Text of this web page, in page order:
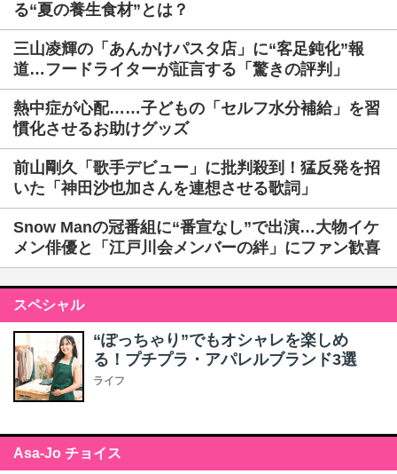
る“夏の養生食材”とは？
三山凌輝の「あんかけパスタ店」に“客足鈍化”報
道…フードライターが証言する「驚きの評判」
熱中症が心配……子どもの「セルフ水分補給」を習
慣化させるお助けグッズ
前山剛久「歌手デビュー」に批判殺到！猛反発を招
いた「神田沙也加さんを連想させる歌詞」
Snow Manの冠番組に“番宣なし”で出演…大物イケ
メン俳優と「江戸川会メンバーの絆」にファン歓喜
スペシャル
“ぽっちゃり”でもオシャレを楽しめ
る！プチプラ・アパレルブランド3選
ライフ
Asa-Jo チョイス